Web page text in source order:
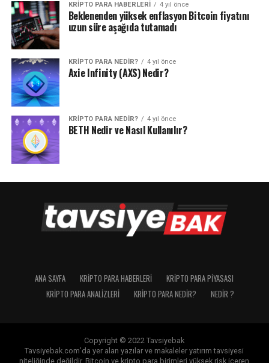
KRIPTO PARA HABERLERI 4 yıl önce
Beklenenden yüksek enflasyon Bitcoin fiyatını
uzun süre aşağıda tutamadı
KRIPTO PARA NEDIR? 4 yıl önce
Axie Infinity (AXS) Nedir?
KRIPTO PARA NEDIR? 4 yıl önce
BETH Nedir ve Nasıl Kullanılır?
ANA SAYFA KRIPTO PARA HABERLERI
KRIPTO PARA PIYASASI
KRIPTO PARA ANALIZLERI
KRIPTO PARA NEDIR? NEDIR ?
Copyright © 2022 Tavsiyebak
Tavsiyebak.com’da yer alan yazılar ve makaleler yatırım tavsiyesi
niteliğinde değildir. Bitcoin ve kripto para birimleri yüksek risk içeren